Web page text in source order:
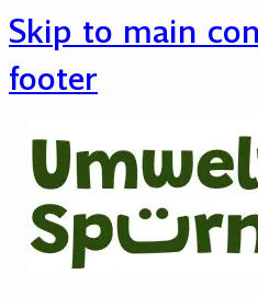
Skip to main
footer